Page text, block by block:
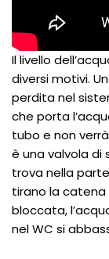
Il livello
diversi motivi.
perdita nel
che porta
tubo e non
è una valvola di
trova nella
tirano la catena
bloccata,
nel WC si